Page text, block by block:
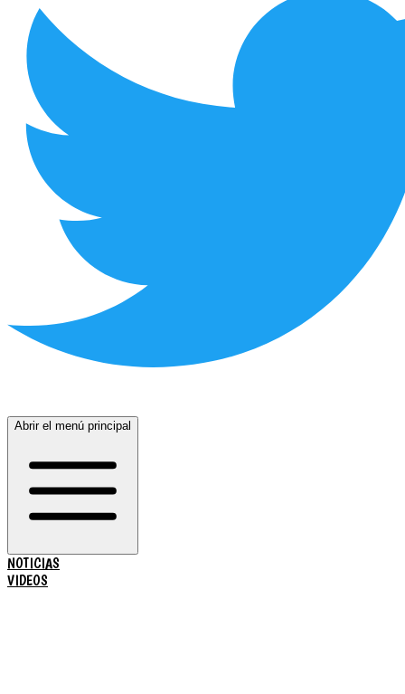
Abrir el menú principal
NOTICIAS
VIDEOS